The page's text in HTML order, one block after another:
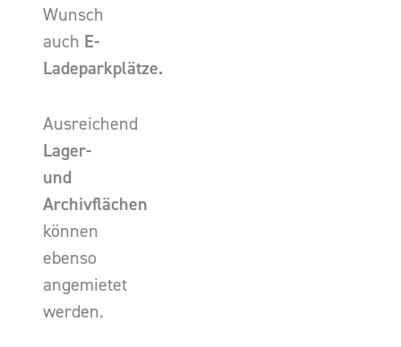
Wunsch
auch E-
Ladeparkplätze.
Ausreichend
Lager-
und
Archivflächen
können
ebenso
angemietet
werden.